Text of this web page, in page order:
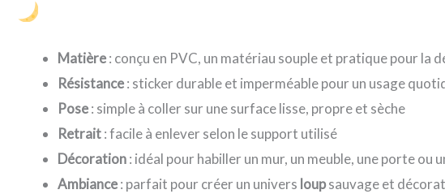
Matière: conçu en PVC, un matériau souple et pratique pour la
Résistance: sticker durable et imperméable pour un usage
Pose: simple à coller sur une surface lisse, propre et sèche
Retrait: facile à enlever selon le support utilisé
Décoration: idéal pour habiller un mur, un meuble, une porte ou
Ambiance: parfait pour créer un univers loupsauvage et